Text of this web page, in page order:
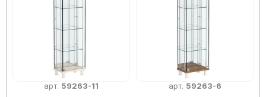
арт. 59263-11
арт. 59263-6